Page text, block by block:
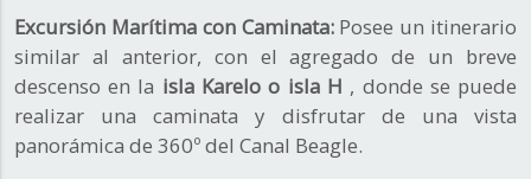
Excursión Marítima con Caminata: Posee un itinerario
similar al anterior, con el agregado de un breve
descenso en la isla Karelo o isla H , donde se puede
realizar una caminata y disfrutar de una vista
panorámica de 360º del Canal Beagle.